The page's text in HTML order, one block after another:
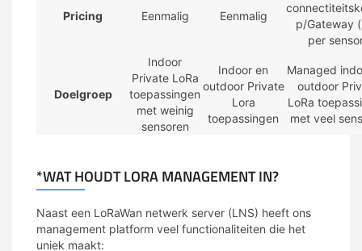
Pricing Eenmalig Eenmalig
p/Gateway
per
Doelgroep
Indoor
Private LoRa
toepassingen
met weinig
sensoren
Indoor en
outdoor Private
Lora
toepassingen
Managed
outdoor
LoRa
met veel
*WAT HOUDT LORA MANAGEMENT IN?
Naast een LoRaWan netwerk server (LNS) heeft ons
management platform veel functionaliteiten die het
uniek maakt: